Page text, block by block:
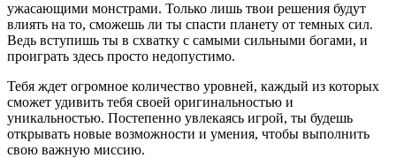
ужасающими монстрами. Только лишь твои решения будут
влиять на то, сможешь ли ты спасти планету от темных сил.
Ведь вступишь ты в схватку с самыми сильными богами, и
проиграть здесь просто недопустимо.
Тебя ждет огромное количество уровней, каждый из которых
сможет удивить тебя своей оригинальностью и
уникальностью. Постепенно увлекаясь игрой, ты будешь
открывать новые возможности и умения, чтобы выполнить
свою важную миссию.